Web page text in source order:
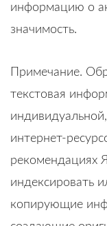
информацию о
значимость.
Примечание.
текстовая
интернет-
рекомендациях
индексировать
копирующие